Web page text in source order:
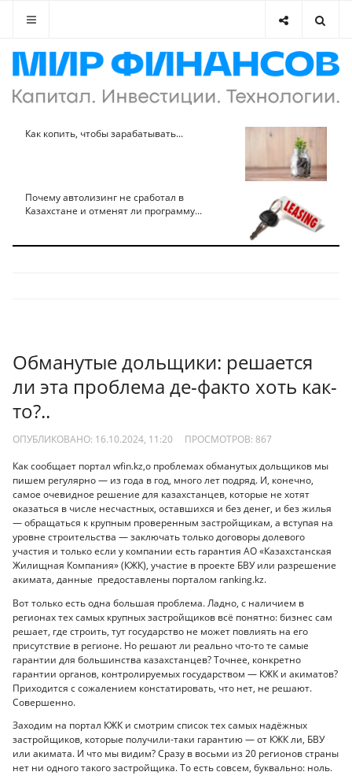
Как копить, чтобы зарабатывать...
Почему автолизинг не сработал в
Казахстане и отменят ли программу...
Обманутые дольщики: решается
ли эта проблема де-факто хоть как-
то?..
ОПУБЛИКОВАНО: 16.10.2024, 11:20 ПРОСМОТРОВ: 867
Как сообщает портал wfin.kz,о проблемах обманутых дольщиков мы
пишем регулярно — из года в год, много лет подряд. И, конечно,
самое очевидное решение для казахстанцев, которые не хотят
оказаться в числе несчастных, оставшихся и без денег, и без жилья
— обращаться к крупным проверенным застройщикам, а вступая на
уровне строительства — заключать только договоры долевого
участия и только если у компании есть гарантия АО «Казахстанская
Жилищная Компания» (КЖК), участие в проекте БВУ или разрешение
акимата, данные предоставлены порталом ranking.kz.
Вот только есть одна большая проблема. Ладно, с наличием в
регионах тех самых крупных застройщиков всё понятно: бизнес сам
решает, где строить, тут государство не может повлиять на его
присутствие в регионе. Но решают ли реально что-то те самые
гарантии для большинства казахстанцев? Точнее, конкретно
гарантии органов, контролируемых государством — КЖК и акиматов?
Приходится с сожалением констатировать, что нет, не решают.
Совершенно.
Заходим на портал КЖК и смотрим список тех самых надёжных
застройщиков, которые получили-таки гарантию — от КЖК ли, БВУ
или акимата. И что мы видим? Сразу в восьми из 20 регионов страны
нет ни одного такого застройщика. То есть совсем, буквально: ноль.